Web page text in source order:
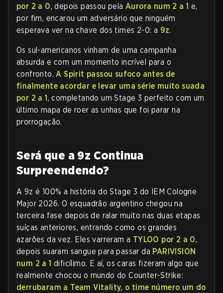
por 2 a 0, depois passou pelaAurora num 2 a 1 e,
por fim, encarou um adversário que ninguém
esperava ver na chave dos times 2-0: a 9z.
Os sul-americanos vinham de uma campanha
absurda e com um momento incrível para o
confronto.A Spirit passou sufoco antes de
finalmente acordar e levar uma série muito suada
por 2 a 1 , completando um Stage 3 perfeito com um
último mapa de roer as unhas que foi parar na
prorrogação.
Será que a 9z Continua
Surpreendendo?
A 9z é 100% a história do Stage 3 do IEM Cologne
Major 2026. O esquadrão argentino chegou na
terceira fase depois de ralar muito nas duas etapas
suíças anteriores, entrando como os grandes
azarões da vez. Eles varreram a TYLOO por 2 a 0,
depois suaram sangue para passar da PARIVISION
num 2 a 1 dificílimo. E aí, os caras fizeram algo que
realmente chocou o mundo do Counter-Strike:
derrubaram a Team Vitality, o time número um do